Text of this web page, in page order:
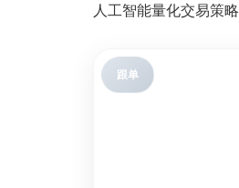
人工智能量化交易策略
跟单